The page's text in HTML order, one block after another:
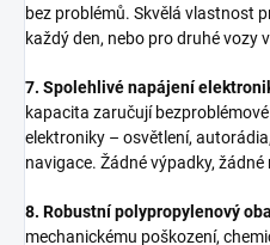
bez problémů. Skvělá vlastnost
každý den, nebo pro druhé vozy
7. Spolehlivé napájení
kapacita zaručují
elektroniky – osvětlení,
navigace. Žádné výpadky, žádné
8. Robustní polypropylenový obal
mechanickému poškození,